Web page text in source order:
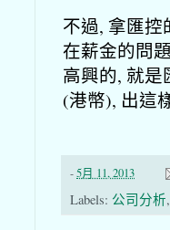
不過, 拿匯
在薪金的問
高興的, 就
(港幣), 出這
-5月 11, 2013
Labels: 公司分析